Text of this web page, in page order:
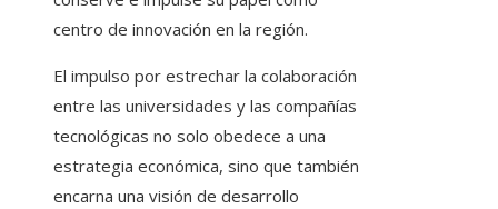
centro de innovación en la región.
El impulso por estrechar la colaboración
entre las universidades y las compañías
tecnológicas no solo obedece a una
estrategia económica, sino que también
encarna una visión de desarrollo